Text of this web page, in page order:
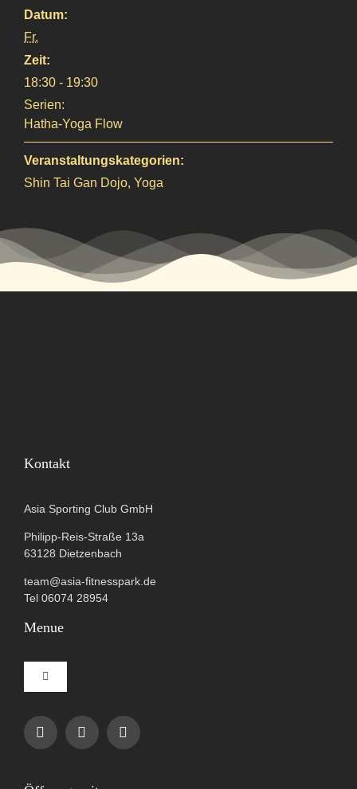
Datum:
Fr.
Zeit:
18:30 - 19:30
Serien:
Hatha-Yoga Flow
Veranstaltungskategorien:
Shin Tai Gan Dojo, Yoga
Kontakt
Asia Sporting Club GmbH
Philipp-Reis-Straße 13a
63128 Dietzenbach
team@asia-fitnesspark.de
Tel 06074 28954
Menue
Toggle
Navigation
Impressum